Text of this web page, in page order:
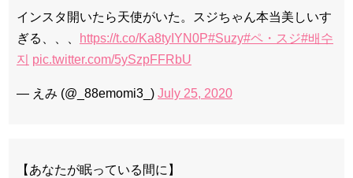
インスタ開いたら天使がいた。スジちゃん本当美しいす
ぎる、、、
https://t.co/Ka8tyIYN0P#Suzy#ペ・スジ#배수
지
pic.twitter.com/5ySzpFFRbU
— えみ (@_88emomi3_) July 25, 2020
【あなたが眠っている間に】